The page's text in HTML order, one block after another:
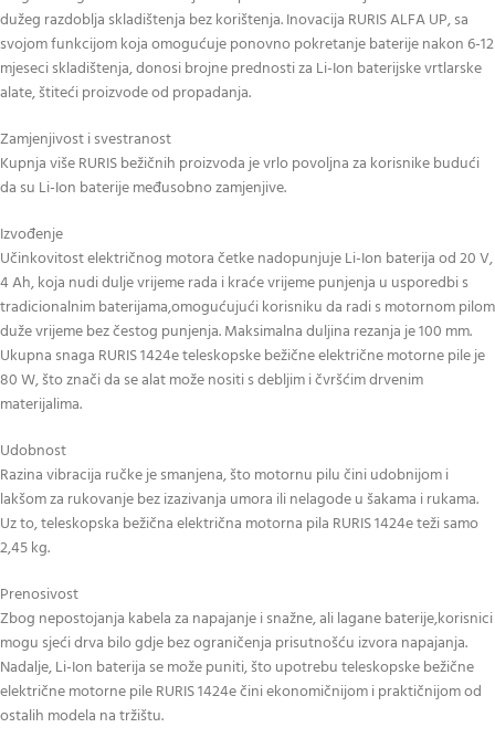
dužeg razdoblja skladištenja bez korištenja. Inovacija RURIS ALFA UP, sa
svojom funkcijom koja omogućuje ponovno pokretanje baterije nakon 6-12
mjeseci skladištenja, donosi brojne prednosti za Li-Ion baterijske vrtlarske
alate, štiteći proizvode od propadanja.
Zamjenjivost i svestranost
Kupnja više RURIS bežičnih proizvoda je vrlo povoljna za korisnike budući
da su Li-Ion baterije međusobno zamjenjive.
Izvođenje
Učinkovitost električnog motora četke nadopunjuje Li-Ion baterija od 20 V,
4 Ah, koja nudi dulje vrijeme rada i kraće vrijeme punjenja u usporedbi s
tradicionalnim baterijama,omogućujući korisniku da radi s motornom pilom
duže vrijeme bez čestog punjenja. Maksimalna duljina rezanja je 100 mm.
Ukupna snaga RURIS 1424e teleskopske bežične električne motorne pile je
80 W, što znači da se alat može nositi s debljim i čvršćim drvenim
materijalima.
Udobnost
Razina vibracija ručke je smanjena, što motornu pilu čini udobnijom i
lakšom za rukovanje bez izazivanja umora ili nelagode u šakama i rukama.
Uz to, teleskopska bežična električna motorna pila RURIS 1424e teži samo
2,45 kg.
Prenosivost
Zbog nepostojanja kabela za napajanje i snažne, ali lagane baterije,korisnici
mogu sjeći drva bilo gdje bez ograničenja prisutnošću izvora napajanja.
Nadalje, Li-Ion baterija se može puniti, što upotrebu teleskopske bežične
električne motorne pile RURIS 1424e čini ekonomičnijom i praktičnijom od
ostalih modela na tržištu.